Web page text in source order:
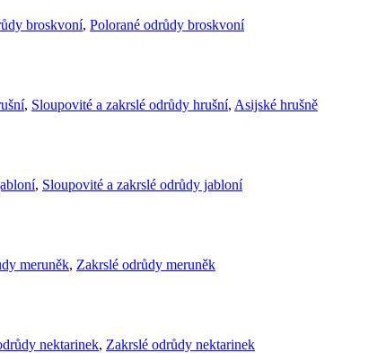
broskvoní, Polorané odrůdy broskvoní
, Sloupovité a zakrslé odrůdy hrušní, Asijské hrušně
, Sloupovité a zakrslé odrůdy jabloní
meruněk, Zakrslé odrůdy meruněk
nektarinek, Zakrslé odrůdy nektarinek